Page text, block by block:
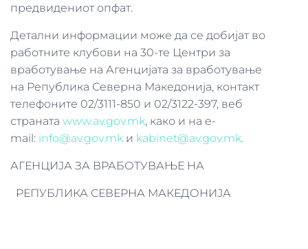
предвидениот опфат.
Детални информации може да се добијат во
работните клубови на 30-те Центри за
вработување на Агенцијата за вработување
на Република Северна Македонија, контакт
телефоните 02/3111-850 и 02/3122-397, веб
страната www.av.gov.mk, како и на e-
mail: info@av.gov.mk и kabinet@av.gov.mk.
АГЕНЦИЈА ЗА ВРАБОТУВАЊЕ НА
РЕПУБЛИКА СЕВЕРНА МАКЕДОНИЈА